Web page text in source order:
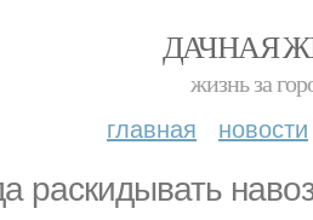
ДАЧНАЯ
жизнь за
главная новости
раскидывать